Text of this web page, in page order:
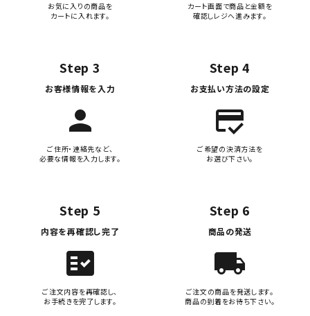
お気に入りの商品を
カートに入れます。
カート画面で商品と金額を
確認しレジへ進みます。
Step 3
お客様情報を入力
person
ご住所・連絡先など、
必要な情報を入力します。
Step 4
お支払い方法の設定
credit_score
ご希望の決済方法を
お選び下さい。
Step 5
内容を再確認し完了
fact_check
ご注文内容を再確認し、
お手続きを完了します。
Step 6
商品の発送
local_shipping
ご注文の商品を発送します。
商品の到着をお待ち下さい。